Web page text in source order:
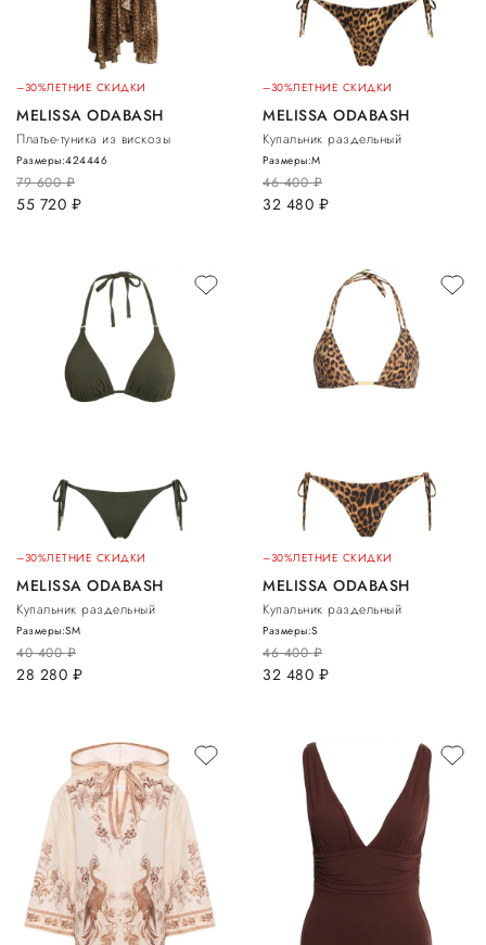
–30%ЛЕТНИЕ СКИДКИ
MELISSA ODABASH
Платье-туника из вискозы
79 600руб.
55 720 руб.
Размеры:424446
–30%ЛЕТНИЕ СКИДКИ
MELISSA ODABASH
Купальник раздельный
46 400руб.
32 480 руб.
Размеры:M
–30%ЛЕТНИЕ СКИДКИ
MELISSA ODABASH
Купальник раздельный
40 400руб.
28 280 руб.
Размеры:SM
–30%ЛЕТНИЕ СКИДКИ
MELISSA ODABASH
Купальник раздельный
46 400руб.
32 480 руб.
Размеры:S